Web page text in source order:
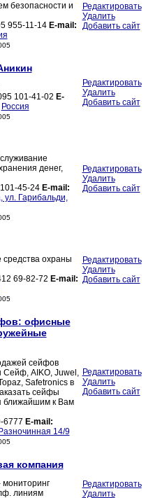
безопасности и
955-11-14 E-mail:
Редактировать
Удалить
Добавить сайт
101-41-02 E-
Россия
Редактировать
Удалить
Добавить сайт
денег,
45-24 E-mail:
ул. Гарибальди,
Редактировать
Удалить
Добавить сайт
средства охраны
69-82-72 E-mail:
Редактировать
Удалить
Добавить сайт
офисные
сейфов
Сейф, AIKO, Juwel,
Safetronics в
сейфы
ближайшим к Вам
6777 E-mail:
14/9
Редактировать
Удалить
Добавить сайт
компания
мониторинг
линиям
Редактировать
Удалить